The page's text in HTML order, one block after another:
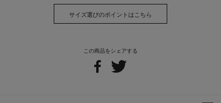
この商品をシェアする
サイズ選びのポイントはこちら